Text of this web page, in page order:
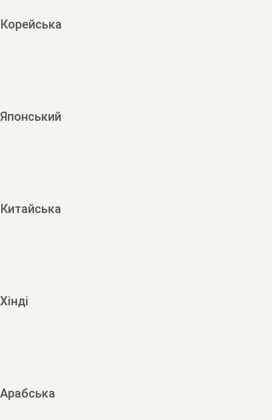
Корейська
Японський
Китайська
Хінді
Арабська